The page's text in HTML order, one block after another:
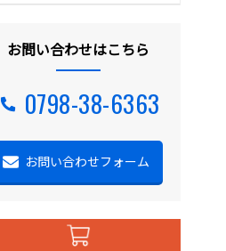
お問い合わせはこちら
0798-38-6363
お問い合わせフォーム